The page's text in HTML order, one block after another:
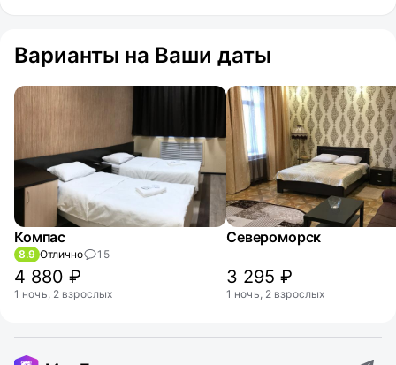
Варианты на Ваши даты
Компас
8.9 Отлично 15
4 880 ₽
1 ночь, 2 взрослых
Североморск
3 295 ₽
1 ночь, 2 взрослых